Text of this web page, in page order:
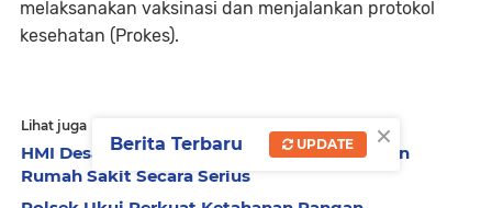
melaksanakan vaksinasi dan menjalankan protokol
kesehatan (Prokes).
Lihat juga
HMI Desak DPRD Pelalawan Awasi Pelayanan
Rumah Sakit Secara Serius
×
Berita Terbaru UPDATE